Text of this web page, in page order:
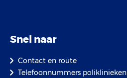
Snel naar
Contact en route
Telefoonnummers poliklinieken